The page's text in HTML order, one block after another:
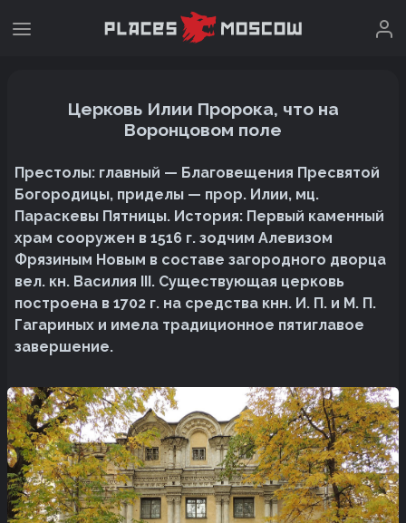
Церковь Илии Пророка, что на
Воронцовом поле
Престолы: главный — Благовещения Пресвятой
Богородицы, приделы — прор. Илии, мц.
Параскевы Пятницы. История: Первый каменный
храм сооружен в 1516 г. зодчим Алевизом
Фрязиным Новым в составе загородного дворца
вел. кн. Василия III. Существующая церковь
построена в 1702 г. на средства кнн. И. П. и М. П.
Гагариных и имела традиционное пятиглавое
завершение.